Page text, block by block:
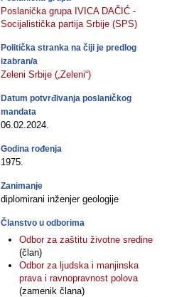
Poslanička grupa IVICA DAČIĆ -
Socijalistička partija Srbije (SPS)
Politička stranka na čiji je predlog
izabran/a
Zeleni Srbije („Zeleni“)
Datum potvrđivanja poslaničkog
mandata
06.02.2024.
Godina rođenja
1975.
Zanimanje
diplomirani inženjer geologije
Članstvo u odborima
Odbor za zaštitu životne sredine
(član)
Odbor za ljudska i manjinska
prava i ravnopravnost polova
(zamenik člana)